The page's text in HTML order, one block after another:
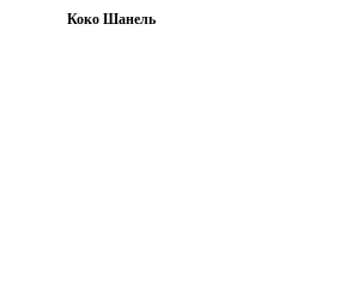
Коко Шанель